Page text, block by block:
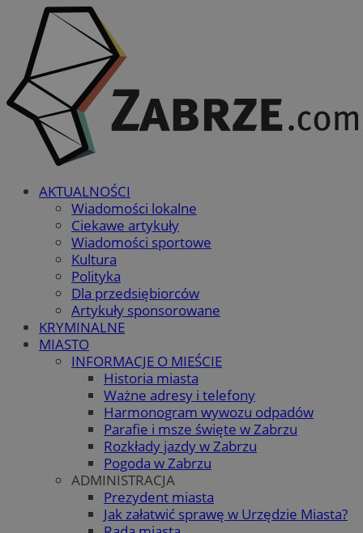
AKTUALNOŚCI
Wiadomości lokalne
Ciekawe artykuły
Wiadomości sportowe
Kultura
Polityka
Dla przedsiębiorców
Artykuły sponsorowane
KRYMINALNE
MIASTO
INFORMACJE O MIEŚCIE
Historia miasta
Ważne adresy i telefony
Harmonogram wywozu odpadów
Parafie i msze święte w Zabrzu
Rozkłady jazdy w Zabrzu
Pogoda w Zabrzu
ADMINISTRACJA
Prezydent miasta
Jak załatwić sprawę w Urzędzie Miasta?